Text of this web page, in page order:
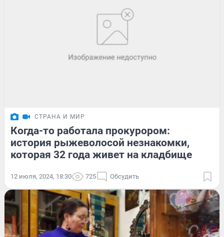
СТРАНА И МИР
Когда-то работала прокурором:
история рыжеволосой незнакомки,
которая 32 года живет на кладбище
12 июля, 2024, 18:30 725 Обсудить